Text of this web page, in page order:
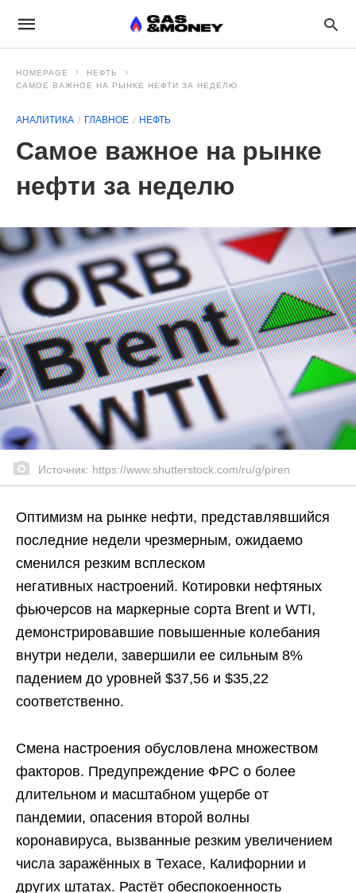
HOMEPAGE
НЕФТЬ
САМОЕ ВАЖНОЕ НА РЫНКЕ НЕФТИ ЗА НЕДЕЛЮ
АНАЛИТИКА ГЛАВНОЕ НЕФТЬ
Самое важное на рынке
нефти за неделю
Источник: https://www.shutterstock.com/ru/g/piren
Оптимизм на рынке нефти, представлявшийся
последние недели чрезмерным, ожидаемо
сменился резким всплеском
негативных настроений. Котировки нефтяных
фьючерсов на маркерные сорта Brent и WTI,
демонстрировавшие повышенные колебания
внутри недели, завершили ее сильным 8%
падением до уровней $37,56 и $35,22
соответственно.
Смена настроения обусловлена множеством
факторов. Предупреждение ФРС о более
длительном и масштабном ущербе от
пандемии, опасения второй волны
коронавируса, вызванные резким увеличением
числа заражённых в Техасе, Калифорнии и
других штатах. Растёт обеспокоенность